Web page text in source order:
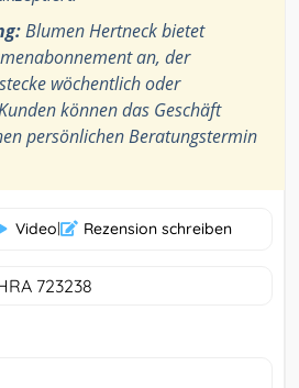
Blumen Hertneck bietet
an, der
wöchentlich oder
können das Geschäft
persönlichen Beratungstermin
Video| Rezension schreiben
723238